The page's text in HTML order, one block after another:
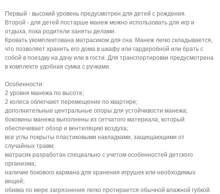
Первый - высокий уровень предусмотрен для детей с рождения.
Второй - для детей постарше манеж можно использовать для игр и
отдыха, пока родители заняты делами.
Кровать укомплектована матрасиком для сна. Манеж легко складывается,
что позволяет хранить его дома в шкафу или гардеробной или брать с
собой в поездку на дачу или в гости. Для транспортировки предусмотрена
в комплекте удобная сумка с ручками.
Особенности:
2 уровня манежа по высоте;
2 колеса облегчают перемещение по квартире;
дополнительные центральные опоры для устойчивости манежа;
боковины манежа выполнены из сетчатого материала, который
обеспечивает обзор и вентиляцию воздуха;
все углы покрыты пластиковыми накладками, защищающими от
случайных травм;
матрасик разработан специально с учетом особенностей детского
организма;
наличие бокового кармана для хранения игрушек или необходимых
вещей;
обивка по мере загрязнения легко протирается обычной влажной губкой.